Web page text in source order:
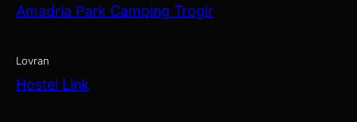
Amadria Park Camping Trogir
Lovran
Hostel Link